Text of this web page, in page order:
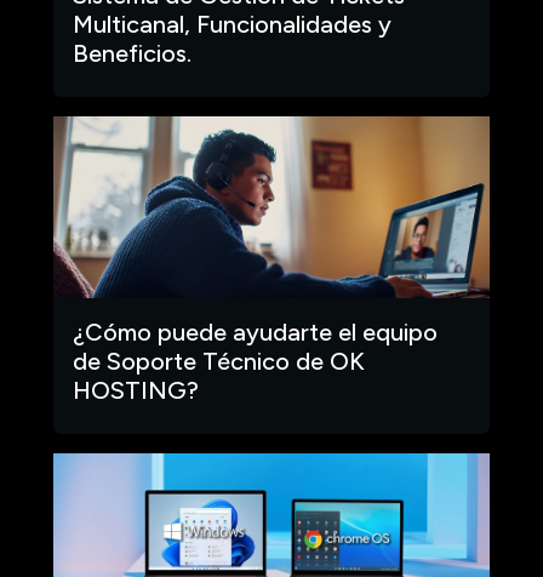
Multicanal, Funcionalidades y
Beneficios.
¿Cómo puede ayudarte el equipo
de Soporte Técnico de OK
HOSTING?